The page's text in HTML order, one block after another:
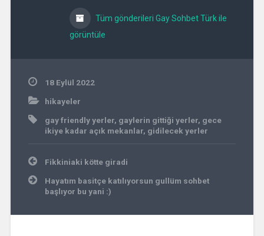
Tüm gönderileri Gay Sohbet Türk ile
görüntüle
18 Eylül 2022
hikayeler
gay friendly yerler, gaylerin gittiği yerler, gece
ikiye kadar açık mekanlar, gidilecek yerler
Yazı
gezinmesi
Fikkiniaki kötte giradi
Hayatım basitçe katılıyorsun gullüm sohbet
başlıyor bu yani :)